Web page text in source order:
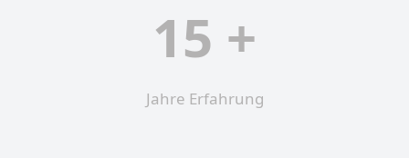
15 +
Jahre Erfahrung